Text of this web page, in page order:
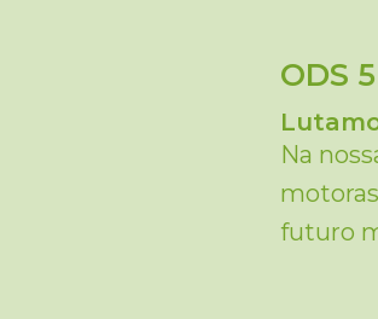
ODS
Na
futuro